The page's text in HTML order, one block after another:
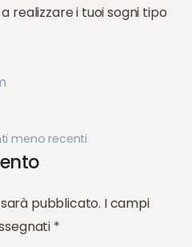
realizzare i tuoi sogni tipo
meno recenti
pubblicato. I campi
*